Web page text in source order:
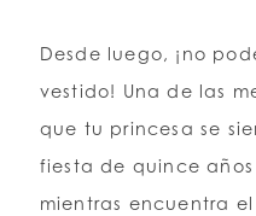
Desde luego, ¡no
vestido! Una de las
que tu princesa se
fiesta de quince
mientras encuentra